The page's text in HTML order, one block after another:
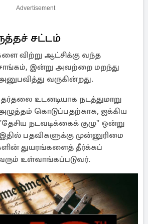
Advertisement
சட்டம்
விற்று ஆட்சிக்கு வந்த
இன்று அவற்றை மறந்து
வருகின்றது.
உடனடியாக நடத்துமாறு
கொடுப்பதற்காக, ஐக்கிய
நடவடிக்கைக் குழு" ஒன்று
பதவிகளுக்கு முன்னுரிமை
துயரங்களைத் தீர்க்கப்
உள்வாங்கப்படுவர்.